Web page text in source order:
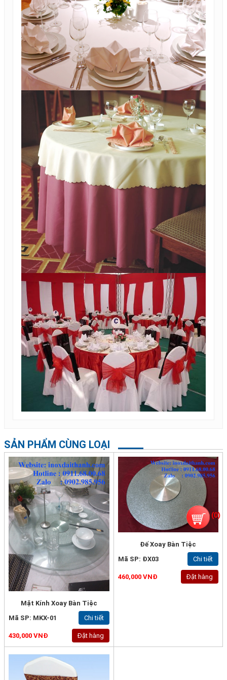
SẢN PHẨM CÙNG LOẠI
Mặt Kính Xoay Bàn Tiệc
Mã SP: MKX-01
Chi tiết
430,000 VNĐ Đặt hàng
Đế Xoay Bàn Tiệc
Mã SP: ĐX03
Chi tiết
460,000 VNĐ Đặt hàng
(0)